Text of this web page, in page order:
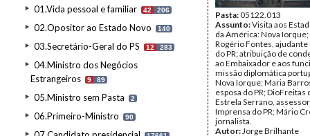
01.Vida pessoal e familiar 42 206
02.Opositor ao Estado Novo 140
03.Secretário-Geral do PS 12 283
04.Ministro dos Negócios
Estrangeiros
9 89
05.Ministro sem Pasta 2
06.Primeiro-Ministro 90
Pasta:05122.013
Assunto:Visita aos
da América: Nova Iorque;
Rogério Fontes, ajudante
do PR; atribuição de
ao Embaixador e aos
missão diplomática
Nova Iorque; Maria
esposa do PR; DioFreitas
Estrela Serrano,
Imprensa do PR; Mário
jornalista.
Autor:Jorge Brilhante